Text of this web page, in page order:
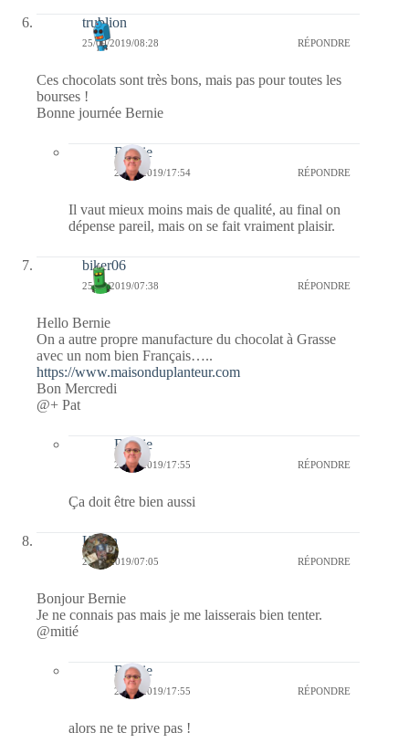
trublion
25/09/2019/08:28 RÉPONDRE
Ces chocolats sont très bons, mais pas pour toutes les
bourses !
Bonne journée Bernie
Bernie
26/09/2019/17:54 RÉPONDRE
Il vaut mieux moins mais de qualité, au final on
dépense pareil, mais on se fait vraiment plaisir.
biker06
25/09/2019/07:38 RÉPONDRE
Hello Bernie
On a autre propre manufacture du chocolat à Grasse
avec un nom bien Français…..
https://www.maisonduplanteur.com
Bon Mercredi
@+ Pat
Bernie
26/09/2019/17:55 RÉPONDRE
Ça doit être bien aussi
Kévin
25/09/2019/07:05 RÉPONDRE
Bonjour Bernie
Je ne connais pas mais je me laisserais bien tenter.
@mitié
Bernie
26/09/2019/17:55 RÉPONDRE
alors ne te prive pas !